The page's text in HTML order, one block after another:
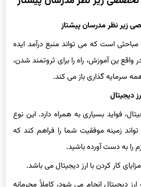
مباحثی است که می تواند منبع درآمد ایده
واقع ین آموزش، راه را برای ثروتمند شدن،
سرمایه گذاری باز می کند.
دیجیتال
فواید بسیاری به همراه دارد. این نوع
زمینه موفقیت شما را فراهم کند که
را به دست آورده باشید.
کار کردن با ارز دیجیتال می باشد.
دیجیتال انجام می شود، کاملاً محرمانه